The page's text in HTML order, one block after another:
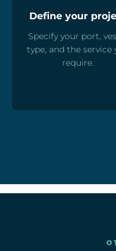
Define your
Specify your port,
type, and the service
require.